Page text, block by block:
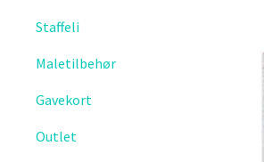
Staffeli
Maletilbehør
Gavekort
Outlet